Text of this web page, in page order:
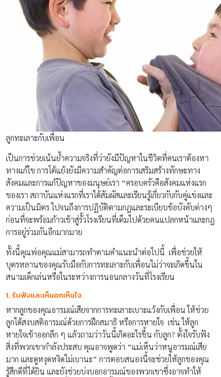
ลูกทะเลาะกับเพื่อน
เป็นการช่วยเน้นย้ำความจริงที่ว่ายังมีปัญหาในชีวิตที่คนเราต้องหา
ทางแก้ไข การโต้แย้งยังมีความสำคัญต่อการเสริมสร้างทักษะทาง
สังคมและการแก้ปัญหาของมนุษย์เรา “ครอบครัวคือสังคมแห่งแรก
ของเรา สถาบันแห่งแรกที่เราได้สัมผัสและเรียนรู้เกี่ยวกับกับคู่แข่งและ
ความเป็นมิตร ไปจนถึงการปฏิบัติตามกฎและระเบียบข้อบังคับต่างๆ
ก่อนที่จะพร้อมก้าวเข้าสู่รั้วโรงเรียนที่เต็มไปด้วยคนแปลกหน้าและกฎ
การอยู่ร่วมกันอีกมากมาย
ทั้งนี้คุณพ่อคุณแม่สามารถทำตามคำแนะนำต่อไปนี้ เพื่อช่วยให้
บุตรหลานของคุณรับมือกับการทะเลาะกับเพื่อนไม่ว่าจะเกิดขึ้นใน
สนามเด็กเล่นหรือในระหว่างการนอนกลางวันที่โรงเรียน
1. รับฟังและเห็นอกเห็นใจ
หากลูกของคุณอารมณ์เสียจากการทะเลาะเบาะแว้งกับเพื่อน ให้ช่วย
ลูกได้สงบสติอารมณ์ด้วยการฝึกสมาธิ หรือการหายใจ เช่น ให้ลูก
หายใจเข้าออกลึก ๆ แล้วถามว่าวันนี้เกิดอะไรขึ้น กับลูก? ตั้งใจรับฟัง
สิ่งที่พวกเขากำลังประสบ คุณอาจพูดว่า “แม่เห็นว่าหนูอารมณ์เสีย
มาก และดูหงุดหงิดไม่เบานะ” การตอบสนองนี้จะช่วยให้ลูกของคุณ
รู้สึกดีที่ได้ยิน และยังช่วยบ่งบอกอารมณ์ของพวกเขาซึ่งอาจทำให้